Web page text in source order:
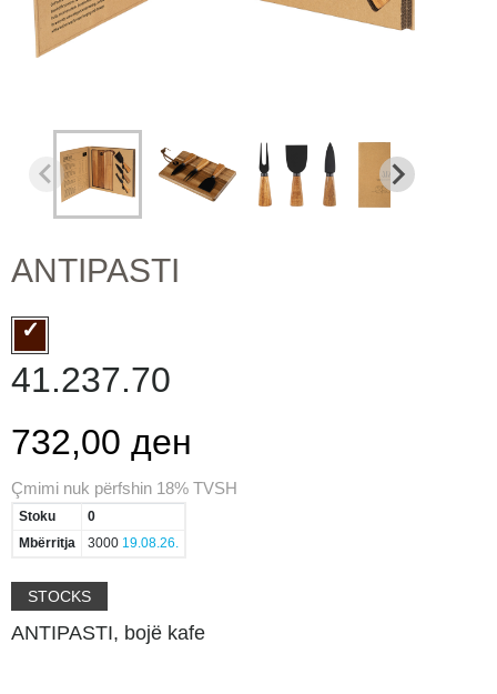
ANTIPASTI
41.237.70
732,00 ден
Çmimi nuk përfshin 18% TVSH
Stoku
0
Mbërritja
3000 19.08.26.
STOCKS
ANTIPASTI, bojë kafe